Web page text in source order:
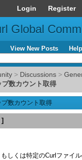
Login Register
Global
View New Posts Help
> Discussions >
数カウント取得
数カウント取得
]
しくは特定のCurlファイ